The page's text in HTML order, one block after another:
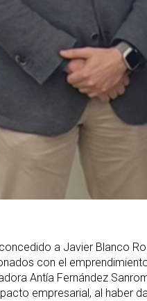
a Javier Blanco
con el
Antía Fernández
empresarial, al haber